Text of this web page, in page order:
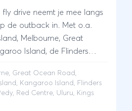
zeeleeuwen. Tel hier een
met witte stranden
en ruigere kustlijnen bij
prima vermaken. Voordat je
van South Australia. De
fly drive neemt je mee langs
de outback in. Met o.a.
Melbourne, Great
Island, de Flinders
, Great Ocean Road ,
Kangaroo Island, Flinders
Red Centre, Uluru, Kings